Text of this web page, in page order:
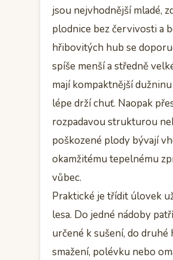
jsou nejvhodnější mladé,
plodnice bez červivosti a
hřibovitých hub se
spíše menší a středně
mají kompaktnější
lépe drží chuť. Naopak
rozpadavou strukturou
poškozené plody bývají
okamžitému tepelnému
vůbec.
Praktické je třídit úlovek
lesa. Do jedné nádoby
určené k sušení, do druhé
smažení, polévku nebo